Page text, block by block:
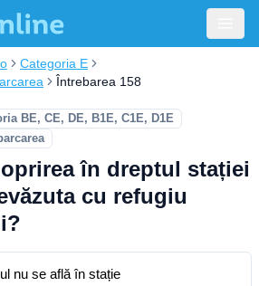
Categoria E
Întrebarea 158
BE, CE, DE, B1E, C1E, D1E
în dreptul stației
cu refugiu
nu se află în stație